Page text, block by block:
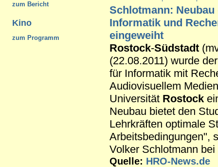
zum Bericht
Kino
zum Programm
Schlotmann:
Informatik und
eingeweiht
Rostock-Südstadt
(22.08.2011) wurde
für Informatik mit
Audiovisuellem
Universität Rostock
Neubau bietet den
Lehrkräften optimale
Arbeitsbedingungen",
Volker Schlotmann
Quelle: HRO-News.de